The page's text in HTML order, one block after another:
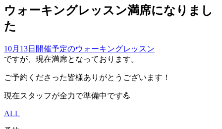
ウォーキングレッスン満席になりまし
た
10月13日開催予定のウォーキングレッスン
ですが、現在満席となっております。
ご予約くださった皆様ありがとうございます！
現在スタッフが全力で準備中です💪
ALL